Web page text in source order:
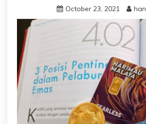
October 23, 2021